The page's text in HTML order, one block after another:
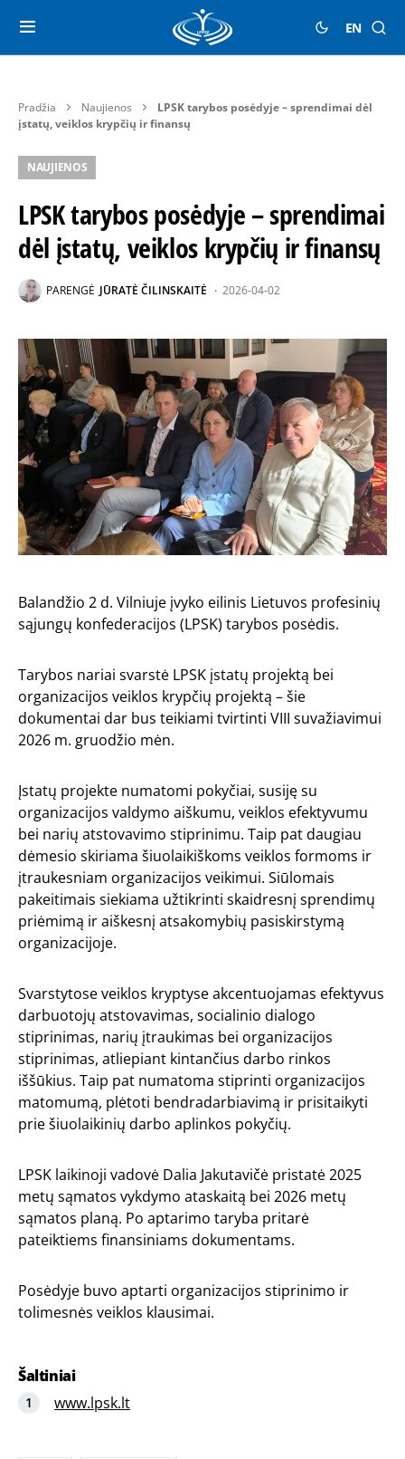
EN
Pradžia Naujienos
LPSK tarybos posėdyje – sprendimai dėl
įstatų, veiklos krypčių ir finansų
NAUJIENOS
LPSK tarybos posėdyje – sprendimai
dėl įstatų, veiklos krypčių ir finansų
PARENGĖ JŪRATĖ ČILINSKAITĖ 2026-04-02
Balandžio 2 d. Vilniuje įvyko eilinis Lietuvos profesinių
sąjungų konfederacijos (LPSK) tarybos posėdis.
Tarybos nariai svarstė LPSK įstatų projektą bei
organizacijos veiklos krypčių projektą – šie
dokumentai dar bus teikiami tvirtinti VIII suvažiavimui
2026 m. gruodžio mėn.
Įstatų projekte numatomi pokyčiai, susiję su
organizacijos valdymo aiškumu, veiklos efektyvumu
bei narių atstovavimo stiprinimu. Taip pat daugiau
dėmesio skiriama šiuolaikiškoms veiklos formoms ir
įtraukesniam organizacijos veikimui. Siūlomais
pakeitimais siekiama užtikrinti skaidresnį sprendimų
priėmimą ir aiškesnį atsakomybių pasiskirstymą
organizacijoje.
Svarstytose veiklos kryptyse akcentuojamas efektyvus
darbuotojų atstovavimas, socialinio dialogo
stiprinimas, narių įtraukimas bei organizacijos
stiprinimas, atliepiant kintančius darbo rinkos
iššūkius. Taip pat numatoma stiprinti organizacijos
matomumą, plėtoti bendradarbiavimą ir prisitaikyti
prie šiuolaikinių darbo aplinkos pokyčių.
LPSK laikinoji vadovė Dalia Jakutavičė pristatė 2025
metų sąmatos vykdymo ataskaitą bei 2026 metų
sąmatos planą. Po aptarimo taryba pritarė
pateiktiems finansiniams dokumentams.
Posėdyje buvo aptarti organizacijos stiprinimo ir
tolimesnės veiklos klausimai.
Šaltiniai
www.lpsk.lt